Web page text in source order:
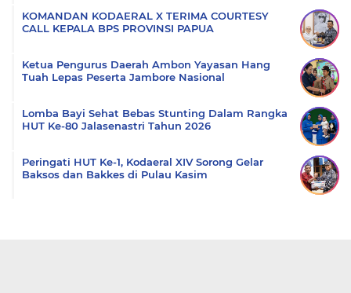
KOMANDAN KODAERAL X TERIMA COURTESY
CALL KEPALA BPS PROVINSI PAPUA
Ketua Pengurus Daerah Ambon Yayasan Hang
Tuah Lepas Peserta Jambore Nasional
Lomba Bayi Sehat Bebas Stunting Dalam Rangka
HUT Ke-80 Jalasenastri Tahun 2026
Peringati HUT Ke-1, Kodaeral XIV Sorong Gelar
Baksos dan Bakkes di Pulau Kasim